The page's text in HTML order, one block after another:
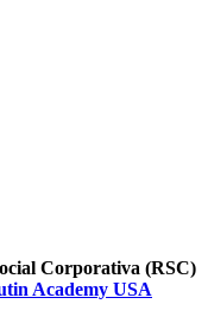
Corporativa (RSC)
Academy USA